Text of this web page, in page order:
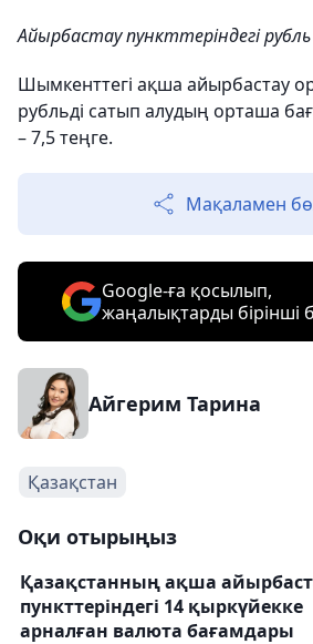
Айырбастау пункттеріндегі
Шымкенттегі ақша айырбастау
рубльді сатып алудың орташа
– 7,5 теңге.
Мақаламен
Google-ға қосылып,
жаңалықтарды
Айгерим Тарина
Қазақстан
Оқи отырыңыз
Қазақстанның ақша
пункттеріндегі 14 қыркүйекке
арналған валюта бағамдары